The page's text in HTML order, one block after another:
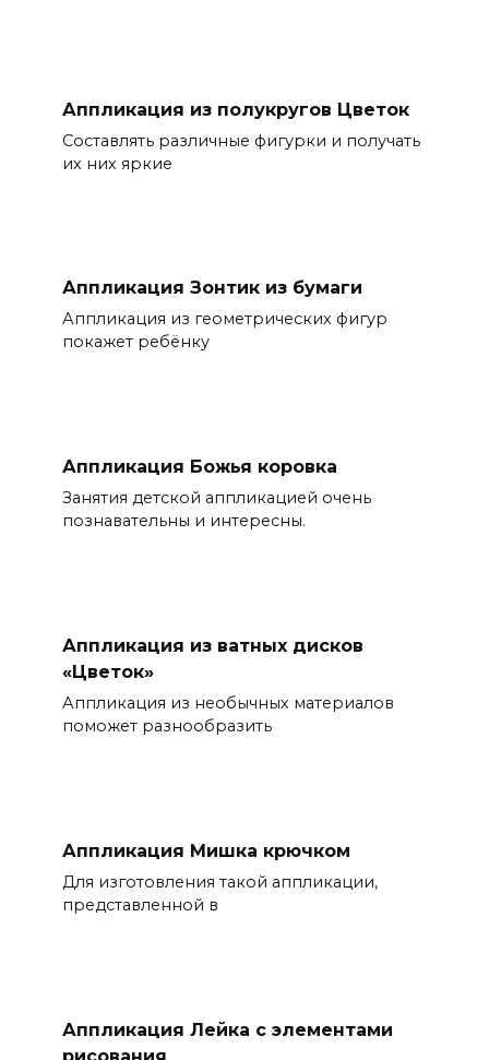
Аппликация из полукругов Цветок
Составлять различные фигурки и получать
их них яркие
Аппликация Зонтик из бумаги
Аппликация из геометрических фигур
покажет ребёнку
Аппликация Божья коровка
Занятия детской аппликацией очень
познавательны и интересны.
Аппликация из ватных дисков
«Цветок»
Аппликация из необычных материалов
поможет разнообразить
Аппликация Мишка крючком
Для изготовления такой аппликации,
представленной в
Аппликация Лейка с элементами
рисования